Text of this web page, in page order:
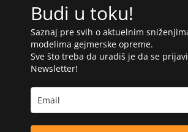
Budi u toku!
Saznaj pre svih o aktuelnim
modelima gejmerske opreme.
Sve što treba da uradiš je da se
Newsletter!